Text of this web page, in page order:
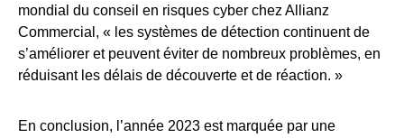
mondial du conseil en risques cyber chez Allianz
Commercial, « les systèmes de détection continuent de
s’améliorer et peuvent éviter de nombreux problèmes, en
réduisant les délais de découverte et de réaction. »
En conclusion, l’année 2023 est marquée par une